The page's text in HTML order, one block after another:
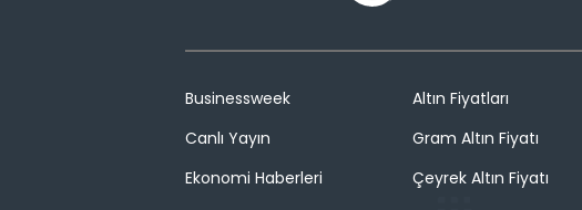
Businessweek
Canlı Yayın
Ekonomi Haberleri
Altın Fiyatları
Gram Altın Fiyatı
Çeyrek Altın Fiyatı